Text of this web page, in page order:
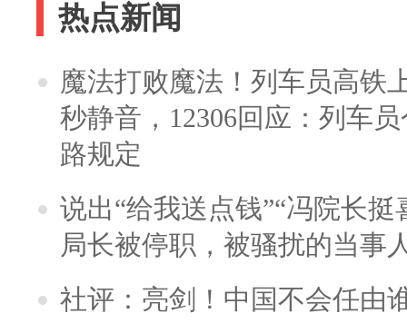
热点新闻
魔法打败魔法！列车员高铁
秒静音，12306回应：列车
路规定
说出“给我送点钱”“冯院长
局长被停职，被骚扰的当事
社评：亮剑！中国不会任由